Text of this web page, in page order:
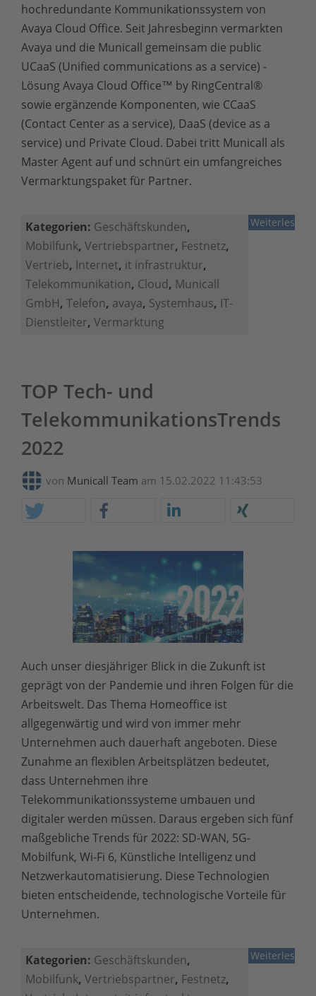
hochredundante Kommunikationssystem von
Avaya Cloud Office. Seit Jahresbeginn vermarkten
Avaya und die Municall gemeinsam die public
UCaaS (Unified communications as a service) -
Lösung Avaya Cloud Office™ by RingCentral®
sowie ergänzende Komponenten, wie CCaaS
(Contact Center as a service), DaaS (device as a
service) und Private Cloud. Dabei tritt Municall als
Master Agent auf und schnürt ein umfangreiches
Vermarktungspaket für Partner.
Weiterlesen
Kategorien: Geschäftskunden,
Mobilfunk, Vertriebspartner, Festnetz,
Vertrieb, Internet, it infrastruktur,
Telekommunikation, Cloud, Municall
GmbH, Telefon, avaya, Systemhaus, IT-
Dienstleiter, Vermarktung
TOP Tech- und
TelekommunikationsTrends
2022
von Municall Team am 15.02.2022 11:43:53
Auch unser diesjähriger Blick in die Zukunft ist
geprägt von der Pandemie und ihren Folgen für die
Arbeitswelt. Das Thema Homeoffice ist
allgegenwärtig und wird von immer mehr
Unternehmen auch dauerhaft angeboten. Diese
Zunahme an flexiblen Arbeitsplätzen bedeutet,
dass Unternehmen ihre
Telekommunikationssysteme umbauen und
digitaler werden müssen. Daraus ergeben sich fünf
maßgebliche Trends für 2022: SD-WAN, 5G-
Mobilfunk, Wi-Fi 6, Künstliche Intelligenz und
Netzwerkautomatisierung. Diese Technologien
bieten entscheidende, technologische Vorteile für
Unternehmen.
Weiterlesen
Kategorien: Geschäftskunden,
Mobilfunk, Vertriebspartner, Festnetz,